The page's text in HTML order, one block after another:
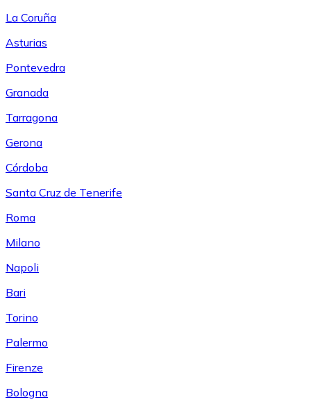
La Coruña
Asturias
Pontevedra
Granada
Tarragona
Gerona
Córdoba
Santa Cruz de Tenerife
Roma
Milano
Napoli
Bari
Torino
Palermo
Firenze
Bologna